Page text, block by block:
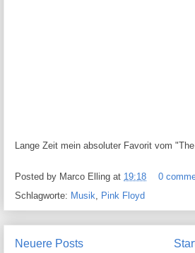
Lange Zeit mein absoluter Favorit vom
Posted by Marco Elling at 19:18
0
Schlagworte: Musik Pink Floyd
Neuere Posts